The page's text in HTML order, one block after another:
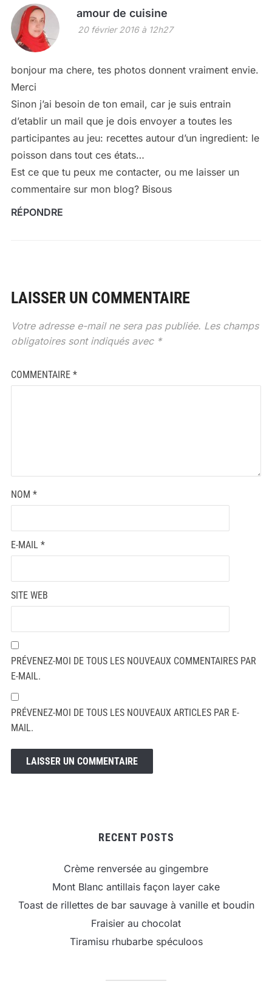
amour de cuisine
20 février 2016 à 12h27
bonjour ma chere, tes photos donnent vraiment envie.
Merci
Sinon j’ai besoin de ton email, car je suis entrain
d’etablir un mail que je dois envoyer a toutes les
participantes au jeu: recettes autour d’un ingredient: le
poisson dans tout ces états…
Est ce que tu peux me contacter, ou me laisser un
commentaire sur mon blog? Bisous
RÉPONDRE
LAISSER UN COMMENTAIRE
Votre adresse e-mail ne sera pas publiée. Les champs
obligatoires sont indiqués avec *
COMMENTAIRE *
NOM *
E-MAIL *
SITE WEB
PRÉVENEZ-MOI DE TOUS LES NOUVEAUX COMMENTAIRES PAR
E-MAIL.
PRÉVENEZ-MOI DE TOUS LES NOUVEAUX ARTICLES PAR E-
MAIL.
RECENT POSTS
Crème renversée au gingembre
Mont Blanc antillais façon layer cake
Toast de rillettes de bar sauvage à vanille et boudin
Fraisier au chocolat
Tiramisu rhubarbe spéculoos